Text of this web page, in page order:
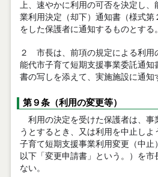
上、速やかに利用の可否を決定し、
業利用決定（却下）通知書（様式第
をした保護者に通知するものとする。
２ 市長は、前項の規定による利用
能代市子育て短期支援事業委託通知
書の写しを添えて、実施施設に通知
第９条（利用の変更等）
利用の決定を受けた保護者は、事
うとするとき、又は利用を中止し
子育て短期支援事業利用変更（中止
以下「変更申請書」という。）を市
ない。